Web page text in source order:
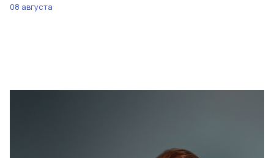
08 августа